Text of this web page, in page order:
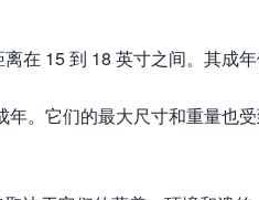
在 15 到 18 英寸之间。其成年
。它们的最大尺寸和重量也